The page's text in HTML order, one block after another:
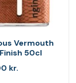
Vermouth
50cl
kr.